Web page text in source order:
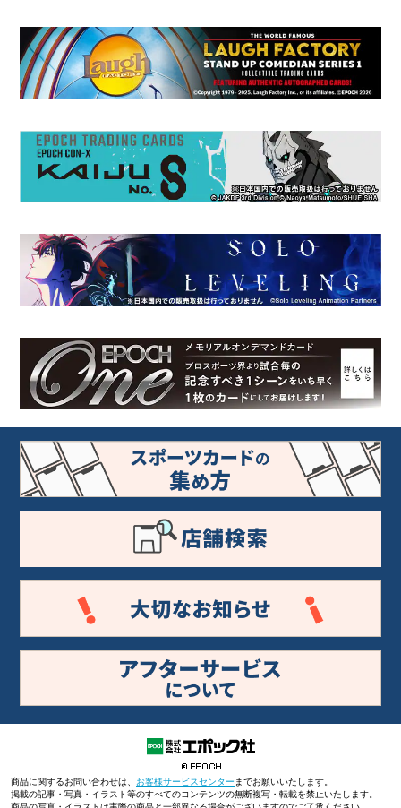
商品に関するお問い合わせは、 お客様サービスセンター までお願いいたします。
掲載の記事・写真・イラスト等のすべてのコンテンツの無断複写・転載を禁止いたします。